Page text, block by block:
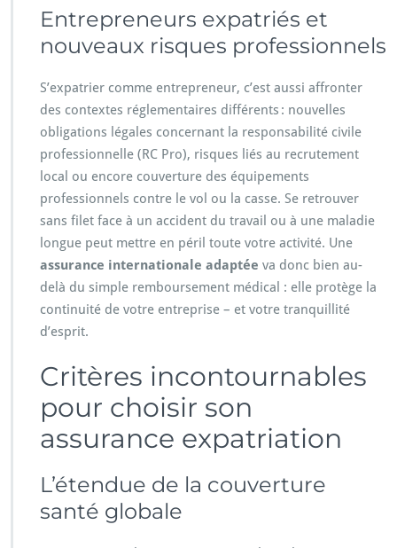
Entrepreneurs expatriés et
nouveaux risques professionnels
S’expatrier comme entrepreneur, c’est aussi affronter
des contextes réglementaires différents : nouvelles
obligations légales concernant la responsabilité civile
professionnelle (RC Pro), risques liés au recrutement
local ou encore couverture des équipements
professionnels contre le vol ou la casse. Se retrouver
sans filet face à un accident du travail ou à une maladie
longue peut mettre en péril toute votre activité. Une
assurance internationale adaptée va donc bien au-
delà du simple remboursement médical : elle protège la
continuité de votre entreprise – et votre tranquillité
d’esprit.
Critères incontournables
pour choisir son
assurance expatriation
L’étendue de la couverture
santé globale